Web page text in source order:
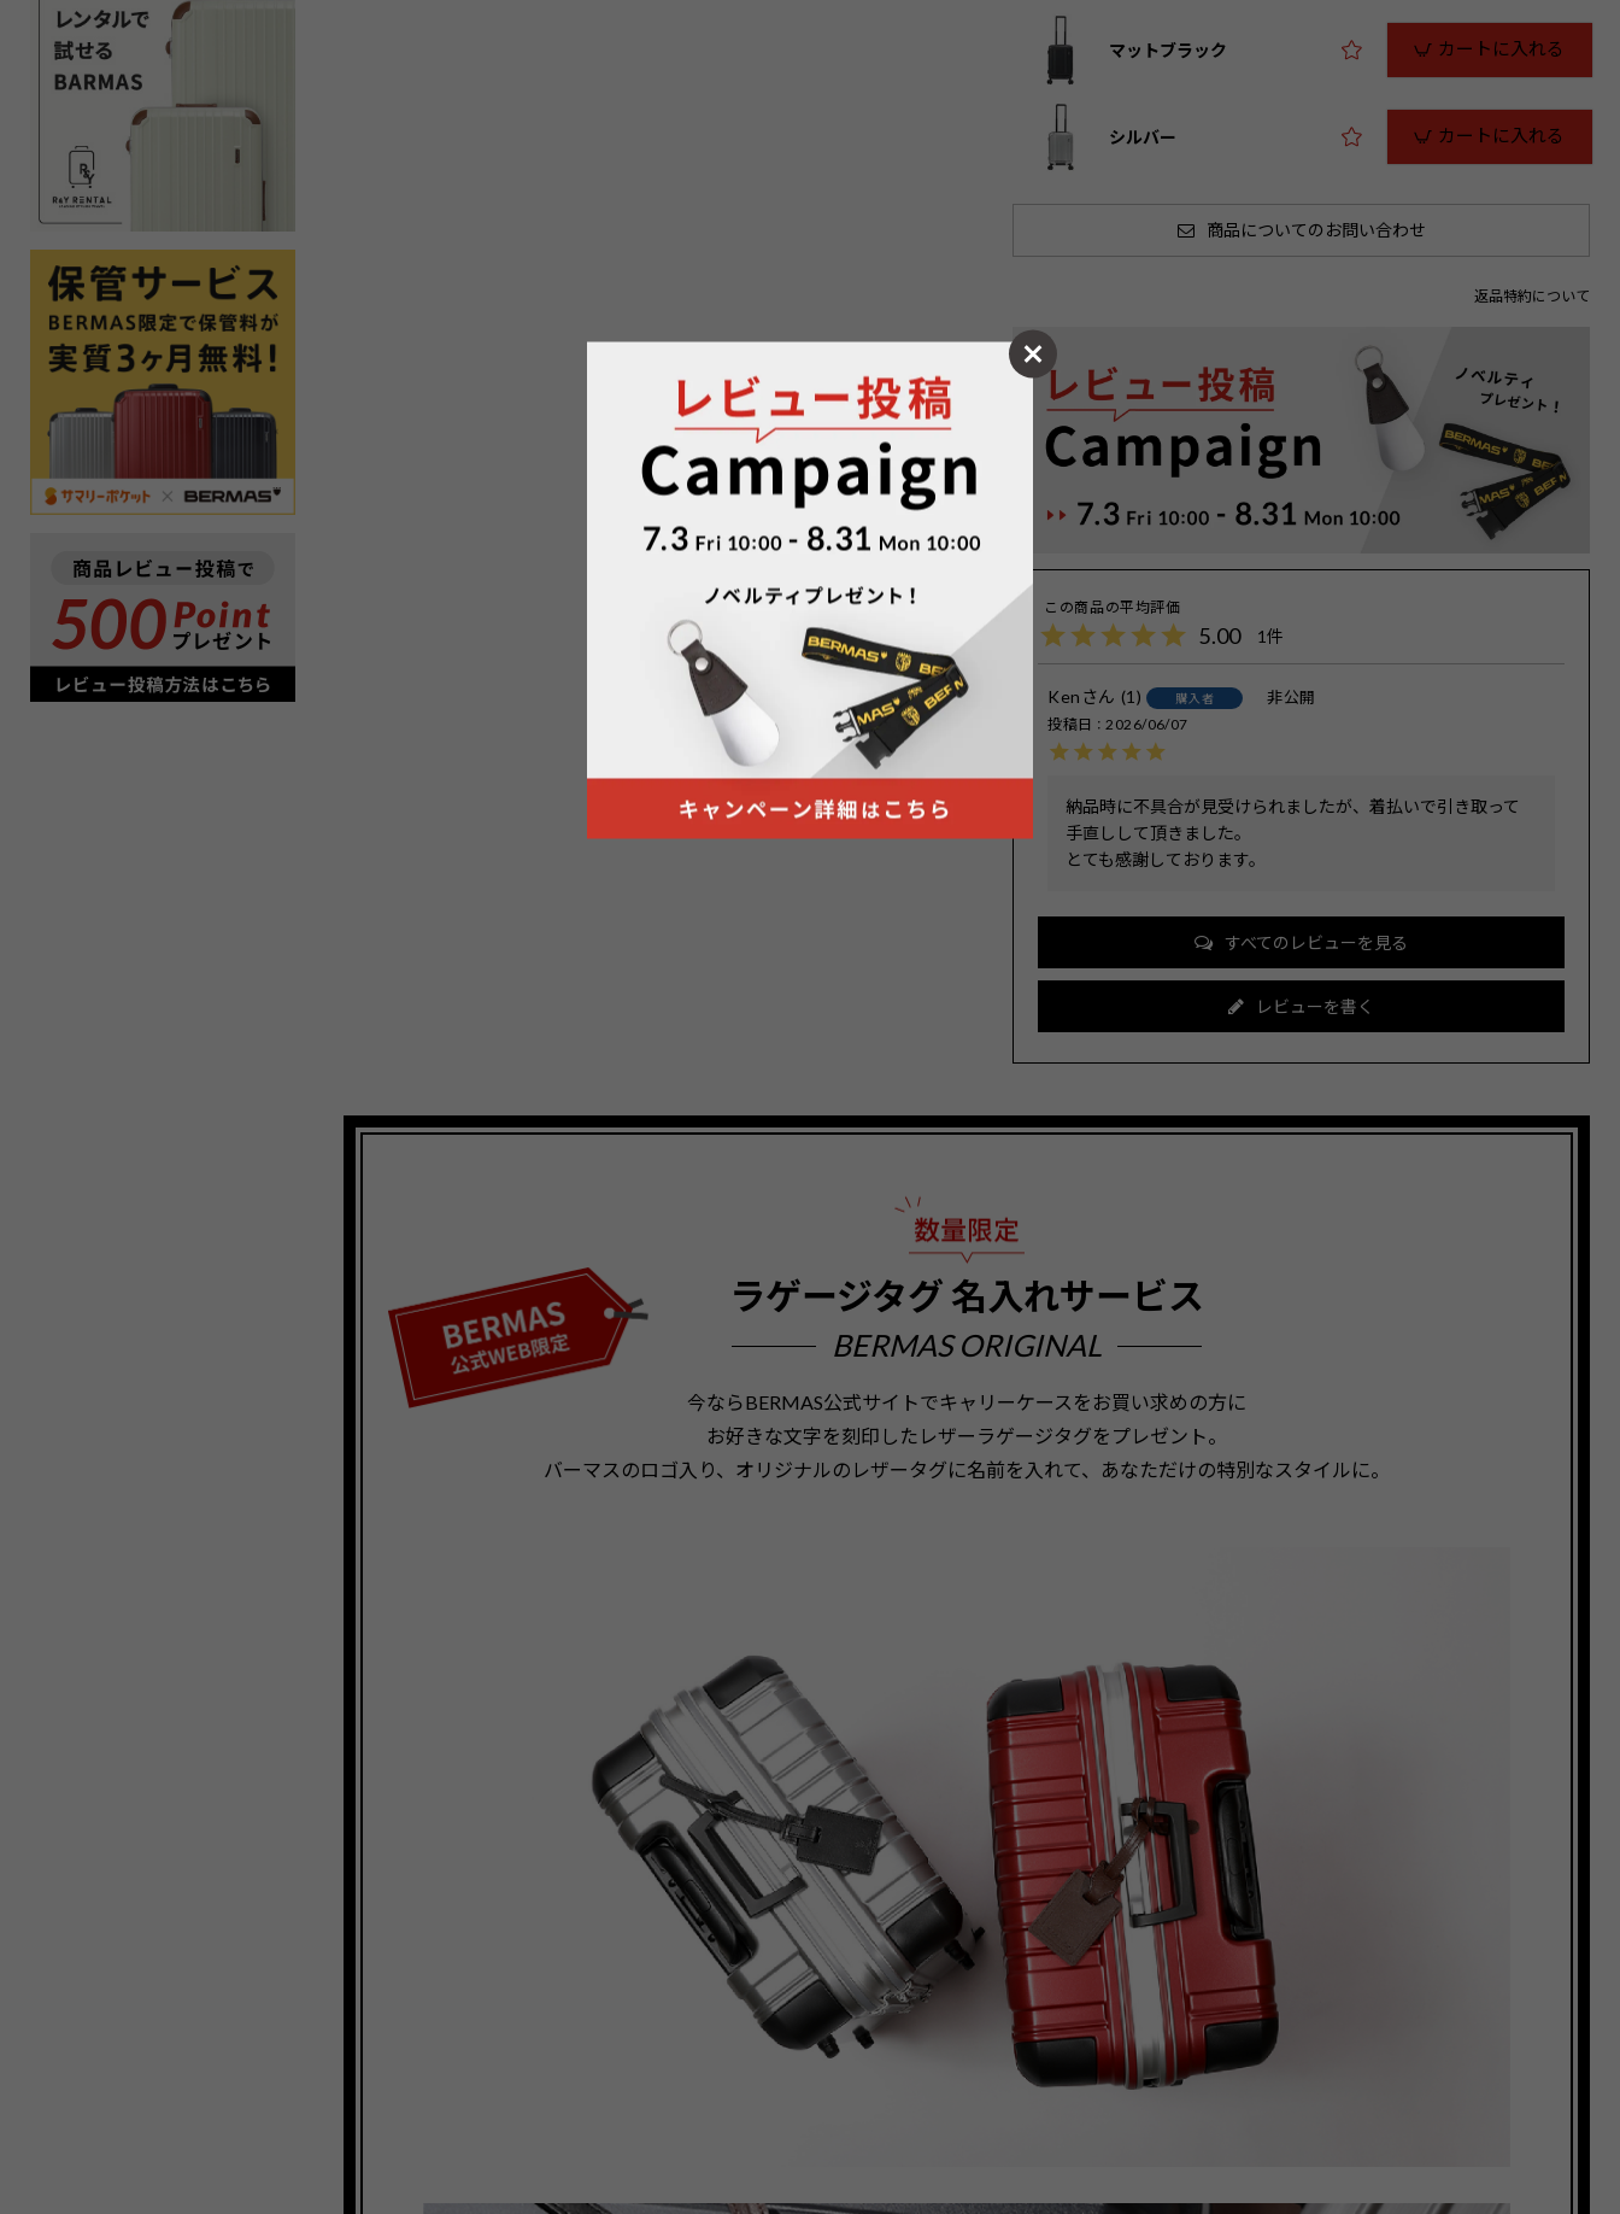
マットブラック カートに入れる
シルバー カートに入れる
商品についてのお問い合わせ
返品特約について
5.00 1
Ken 1 購入者 非公開
投稿日 2026/06/07
納品時に不具合が見受けられましたが、着払いで引き取って
手直しして頂きました。
とても感謝しております。
すべてのレビューを見る
レビューを書く
ラゲージタグ 名入れサービス
BERMAS ORIGINAL
今ならBERMAS公式サイトでキャリーケースをお買い求めの方に
お好きな文字を刻印したレザーラゲージタグをプレゼント。
バーマスのロゴ入り、オリジナルのレザータグに名前を入れて、あなただけの特別なスタイルに。